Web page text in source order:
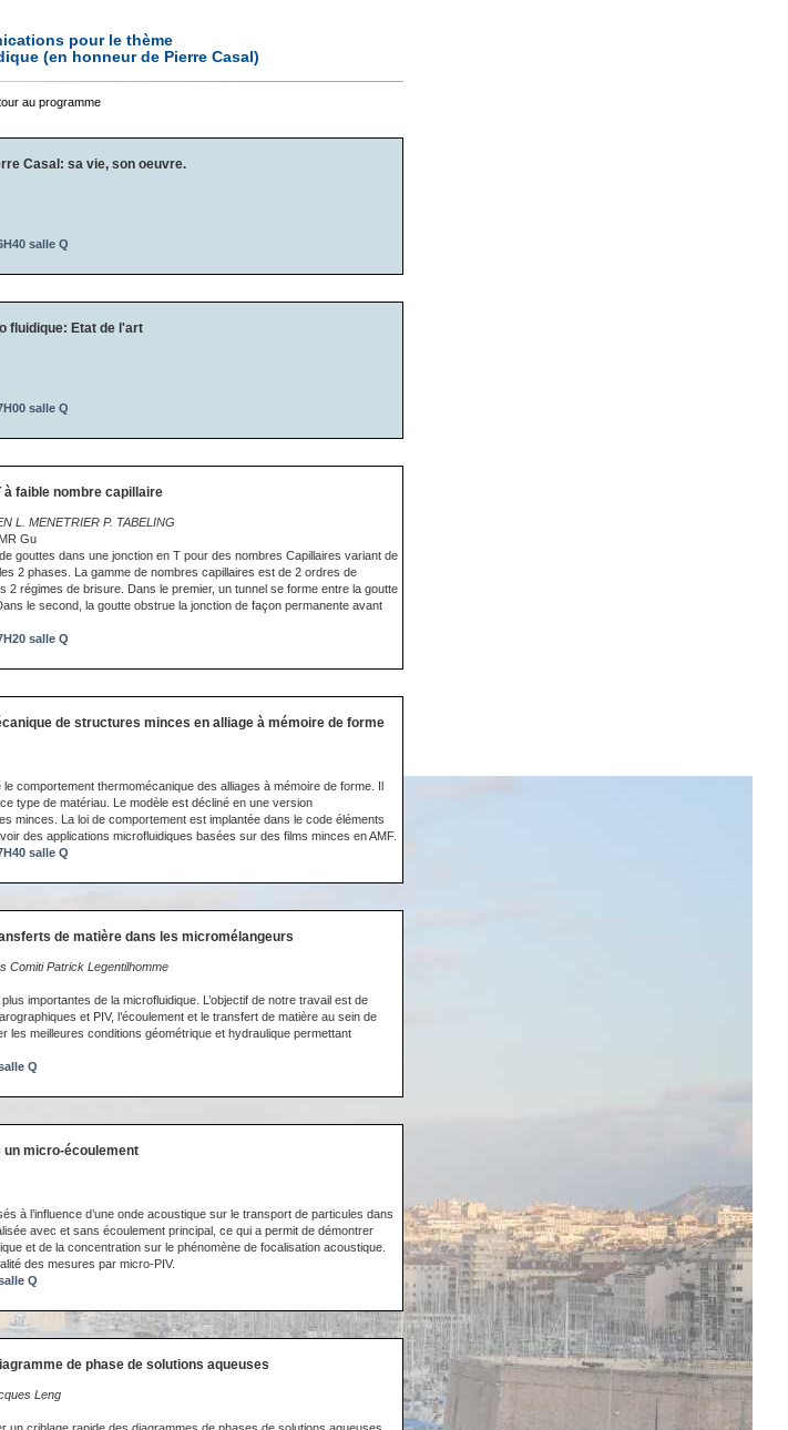
pour le thème
(en honneur de Pierre Casal)
au programme
Casal: sa vie, son oeuvre.
salle Q
fluidique: Etat de l'art
salle Q
à faible nombre capillaire
L. MENETRIER P. TABELING
Gu
gouttes dans une jonction en T pour des nombres Capillaires variant de
2 phases. La gamme de nombres capillaires est de 2 ordres de
régimes de brisure. Dans le premier, un tunnel se forme entre la goutte
le second, la goutte obstrue la jonction de façon permanente avant
salle Q
de structures minces en alliage à mémoire de forme
comportement thermomécanique des alliages à mémoire de forme. Il
type de matériau. Le modèle est décliné en une version
minces. La loi de comportement est implantée dans le code éléments
des applications microfluidiques basées sur des films minces en AMF.
salle Q
de matière dans les micromélangeurs
Comiti Patrick Legentilhomme
importantes de la microfluidique. L’objectif de notre travail est de
et PIV, l’écoulement et le transfert de matière au sein de
les meilleures conditions géométrique et hydraulique permettant
Q
un micro-écoulement
à l’influence d’une onde acoustique sur le transport de particules dans
avec et sans écoulement principal, ce qui a permit de démontrer
et de la concentration sur le phénomène de focalisation acoustique.
des mesures par micro-PIV.
Q
de phase de solutions aqueuses
Leng